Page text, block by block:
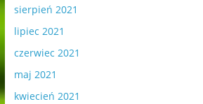
sierpień 2021
lipiec 2021
czerwiec 2021
maj 2021
kwiecień 2021